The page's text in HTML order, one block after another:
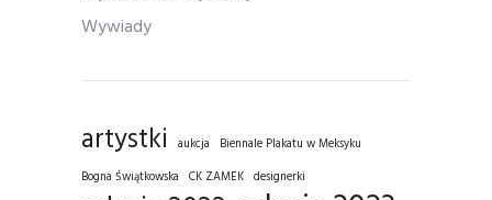
Wywiady
artystki aukcja
Biennale Plakatu w Meksyku
Bogna Świątkowska CK ZAMEK designerki